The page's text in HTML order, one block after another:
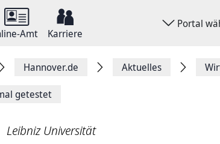
Amt Karriere
Portal
Hannover.de Aktuelles
getestet
Leibniz Universität